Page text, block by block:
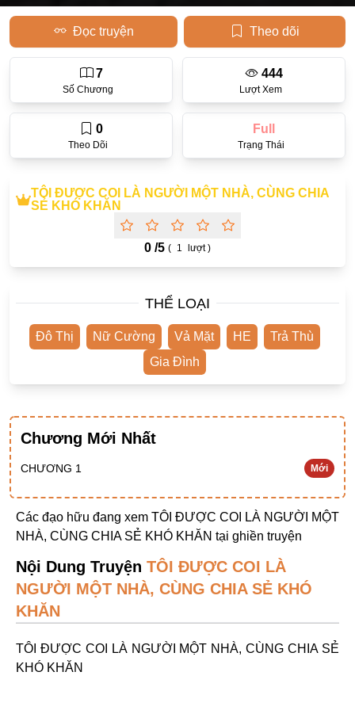
Học Đường
Điền Văn
Thanh Xuân Vườn Trường
Cưới Trước Yêu Sau
Hành Động
Gương Vỡ Lại Lành
Ngược Nữ
Trinh Thám
Ngược Luyến Tàn Tâm
Thức Tỉnh Nhân Vật
Học Bá
OE
Bình Luận Cốt Truyện
TÔI ĐƯỢC COI LÀ NGƯỜI MỘT NHÀ, CÙNG CHIA
SẺ KHÓ KHĂN
0 /5 ( 1 lượt )
Số Chương
7
Lượt Xem
444
Theo Dõi
0
Trạng Thái
Full
THỂ LOẠI
Đô Thị Nữ Cường Vả Mặt HE
Trả Thù
Gia Đình
Đọc truyện Theo dõi
Chương Mới Nhất
CHƯƠNG 1 Mới
Các đạo hữu đang xem TÔI ĐƯỢC COI LÀ NGƯỜI MỘT
NHÀ, CÙNG CHIA SẺ KHÓ KHĂN tại ghiền truyện
Nội Dung Truyện TÔI ĐƯỢC COI LÀ
NGƯỜI MỘT NHÀ, CÙNG CHIA SẺ KHÓ
KHĂN
TÔI ĐƯỢC COI LÀ NGƯỜI MỘT NHÀ, CÙNG CHIA SẺ
KHÓ KHĂN